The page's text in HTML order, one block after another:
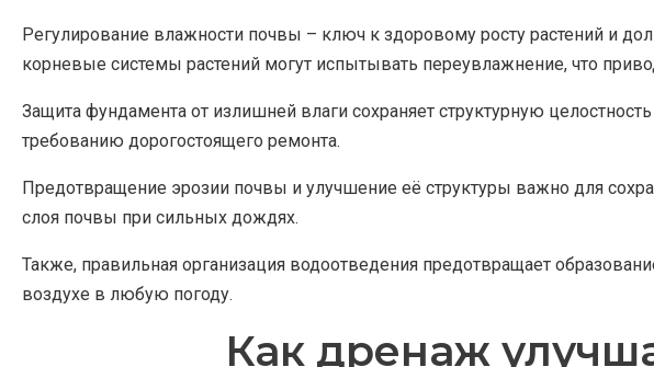
Регулирование влажности почвы – ключ к здоровому росту растений и
корневые системы растений могут испытывать переувлажнение, что
Защита фундамента от излишней влаги сохраняет структурную
требованию дорогостоящего ремонта.
Предотвращение эрозии почвы и улучшение её структуры важно для
слоя почвы при сильных дождях.
Также, правильная организация водоотведения предотвращает
воздухе в любую погоду.
Как дренаж